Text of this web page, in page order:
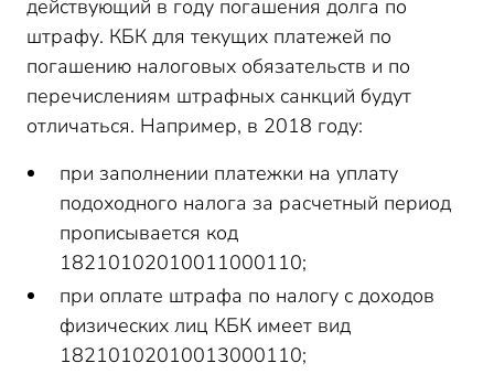
действующий в году погашения долга по
штрафу. КБК для текущих платежей по
погашению налоговых обязательств и по
перечислениям штрафных санкций будут
отличаться. Например, в 2018 году:
при заполнении платежки на уплату
подоходного налога за расчетный период
прописывается код
18210102010011000110;
при оплате штрафа по налогу с доходов
физических лиц КБК имеет вид
18210102010013000110;